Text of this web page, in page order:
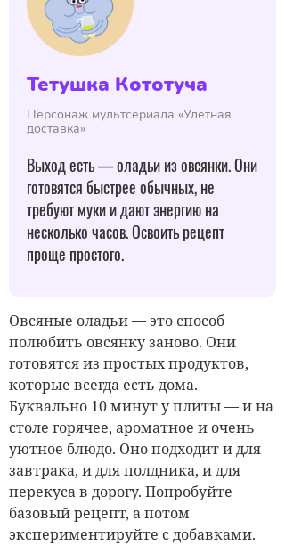
Тетушка Кототуча
Персонаж мультсериала «Улётная
доставка»
Выход есть — оладьи из овсянки. Они
готовятся быстрее обычных, не
требуют муки и дают энергию на
несколько часов. Освоить рецепт
проще простого.
Овсяные оладьи — это способ
полюбить овсянку заново. Они
готовятся из простых продуктов,
которые всегда есть дома.
Буквально 10 минут у плиты — и на
столе горячее, ароматное и очень
уютное блюдо. Оно подходит и для
завтрака, и для полдника, и для
перекуса в дорогу. Попробуйте
базовый рецепт, а потом
экспериментируйте с добавками.